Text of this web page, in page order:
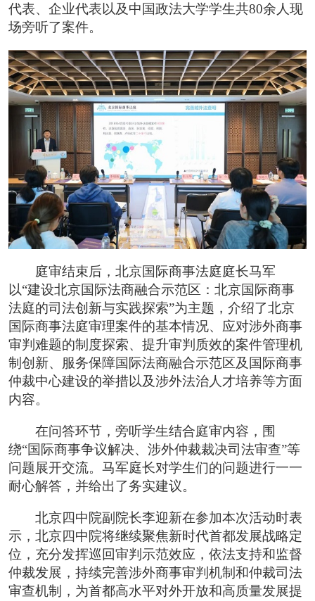
代表、企业代表以及中国政法大学学生共80余人现
场旁听了案件。
庭审结束后，北京国际商事法庭庭长马军
以“建设北京国际法商融合示范区：北京国际商事
法庭的司法创新与实践探索”为主题，介绍了北京
国际商事法庭审理案件的基本情况、应对涉外商事
审判难题的制度探索、提升审判质效的案件管理机
制创新、服务保障国际法商融合示范区及国际商事
仲裁中心建设的举措以及涉外法治人才培养等方面
内容。
在问答环节，旁听学生结合庭审内容，围
绕“国际商事争议解决、涉外仲裁裁决司法审查”等
问题展开交流。马军庭长对学生们的问题进行一一
耐心解答，并给出了务实建议。
北京四中院副院长李迎新在参加本次活动时表
示，北京四中院将继续聚焦新时代首都发展战略定
位，充分发挥巡回审判示范效应，依法支持和监督
仲裁发展，持续完善涉外商事审判机制和仲裁司法
审查机制，为首都高水平对外开放和高质量发展提